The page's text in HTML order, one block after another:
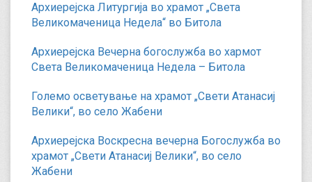
Архиерејска Литургија во храмот „Света
Великомаченица Недела“ во Битола
Архиерејска Вечерна богослужба во хармот
Света Великомаченица Недела – Битола
Големо осветување на храмот „Свети Атанасиј
Велики“, во село Жабени
Архиерејска Воскресна вечерна Богослужба во
храмот „Свети Атанасиј Велики“, во село
Жабени